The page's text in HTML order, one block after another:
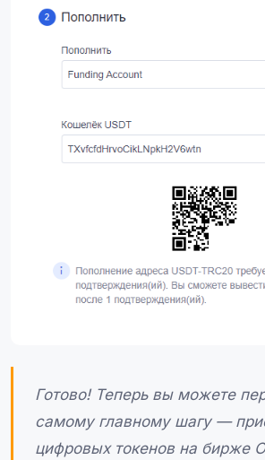
Готово! Теперь вы можете
самому главному шагу —
цифровых токенов на бирже